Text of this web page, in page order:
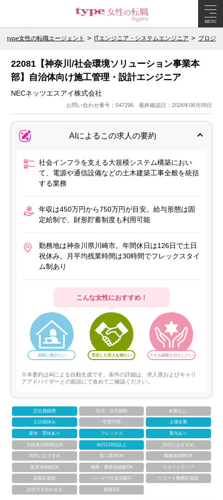
MENU
type女性の転職エージェント ITエンジニア・システムエンジニア プロジ
22081【神奈川/社会環境ソリューション事業本
部】自治体向け施工管理・設計エンジニア
NECネッツエスアイ株式会社
お問い合わせ番号：547296 最終確認日：2026年08月09日
AIによるこの求人の要約
社会インフラを支える大規模システム構築におい
て、電源や通信設備などの土木建築工事全般を統括
する業務
年収は450万円から750万円が目安。給与形態は固
定給制で、財形貯蓄制度も利用可能
勤務地は神奈川県川崎市。年間休日は126日で土日
祝休み。月平均残業時間は30時間でフレックスタイ
ム制あり
こんな女性におすすめ！
柔軟に働きたい 安定した収入を得たい スキル経験を活かしたい
※本要約はAIによる自動生成です。条件の詳細は、求人票およびキャリ
アアドバイザーとの面談にて改めてご確認ください。
正社員採用 社宅・住宅補助 転勤なし
土日祝休み 学歴不問 上場企業
産休・育休あり フレックス 賞与あり
月残業20時間以内 休日120日以上 20代におすすめ
30代におすすめ 第二新卒OK 職種未経験OK
業界未経験OK 職種・業界未経験OK スタートアップ
副業応相談 パパママ社員活躍中 リモート勤務応相談
語学力を活かせる 面接1回